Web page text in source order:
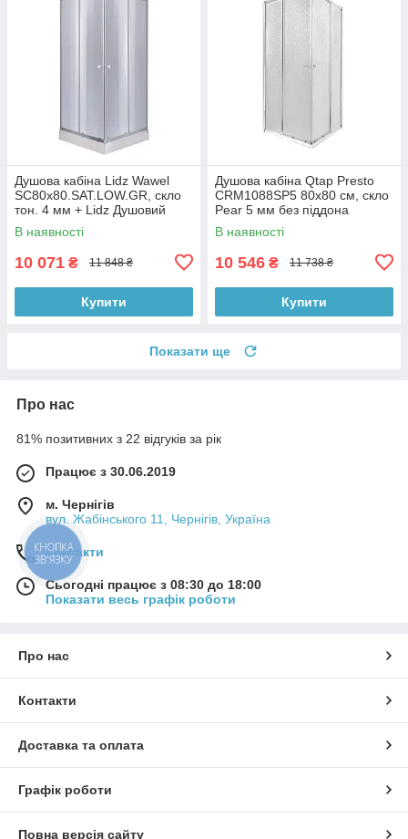
Душова кабіна Lidz Wawel
SC80x80.SAT.LOW.GR, скло
тон. 4 мм + Lidz Душовий
піддон KAPIELKA ST80x80х14
В наявності
10 071 ₴ 11 848 ₴
Купити
Душова кабіна Qtap Presto
CRM1088SP5 80х80 см, скло
Pear 5 мм без піддона
В наявності
10 546 ₴ 11 738 ₴
Купити
Показати ще
Про нас
81% позитивних з 22 відгуків за рік
Працює з 30.06.2019
м. Чернігів
вул. Жабінського 11, Чернігів, Україна
Контакти
Сьогодні працює з 08:30 до 18:00
Показати весь графік роботи
Про нас
Контакти
Доставка та оплата
Графік роботи
Повна версія сайту
КНОПКА
ЗВ'ЯЗКУ